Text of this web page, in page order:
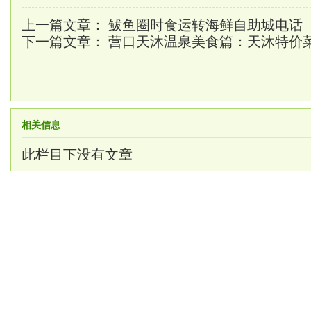
上一篇文章： 鲅鱼圈时食运转海鲜自助城电话
下一篇文章： 营口天沐温泉美食篇：天沐特价
相关信息
此栏目下没有文章